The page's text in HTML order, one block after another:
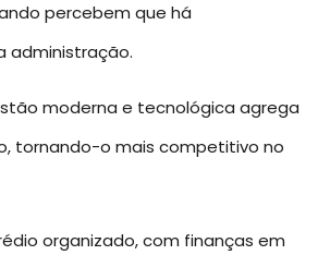
percebem que há
administração.
moderna e tecnológica agrega
tornando-o mais competitivo no
organizado, com finanças em